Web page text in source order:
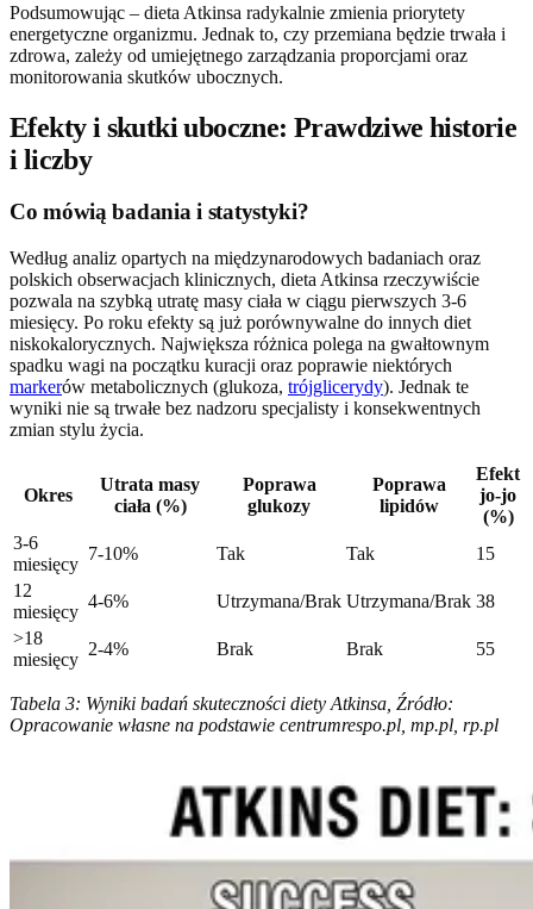
Podsumowując – dieta Atkinsa radykalnie zmienia priorytety
energetyczne organizmu. Jednak to, czy przemiana będzie trwała i
zdrowa, zależy od umiejętnego zarządzania proporcjami oraz
monitorowania skutków ubocznych.
Efekty i skutki uboczne: Prawdziwe historie
i liczby
Co mówią badania i statystyki?
Według analiz opartych na międzynarodowych badaniach oraz
polskich obserwacjach klinicznych, dieta Atkinsa rzeczywiście
pozwala na szybką utratę masy ciała w ciągu pierwszych 3-6
miesięcy. Po roku efekty są już porównywalne do innych diet
niskokalorycznych. Największa różnica polega na gwałtownym
spadku wagi na początku kuracji oraz poprawie niektórych
markerów metabolicznych (glukoza, trójglicerydy). Jednak te
wyniki nie są trwałe bez nadzoru specjalisty i konsekwentnych
zmian stylu życia.
Okres
Utrata masy
ciała (%)
Poprawa
glukozy
Poprawa
lipidów
Efekt
jo-jo
(%)
3-6
miesięcy
7-10% Tak Tak
15
12
miesięcy
4-6% Utrzymana/Brak Utrzymana/Brak 38
>18
miesięcy
2-4% Brak Brak 55
Tabela 3: Wyniki badań skuteczności diety Atkinsa, Źródło:
Opracowanie własne na podstawie centrumrespo.pl, mp.pl, rp.pl